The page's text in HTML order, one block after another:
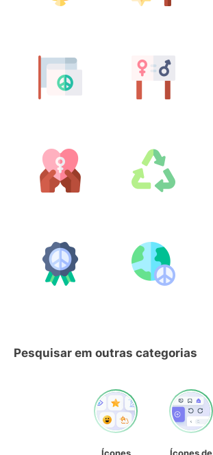
Pesquisar em outras categorias